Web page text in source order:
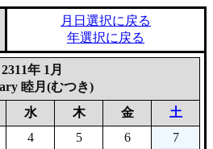
月日選択に戻る
年選択に戻る
2311年 1月
睦月(むつき)
水 木 金
土
4 5 6
7